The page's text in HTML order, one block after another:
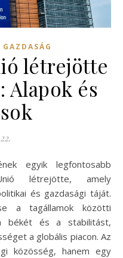
GAZDASÁG
létrejötte
Alapok és
létrejötte, amely
és gazdasági táját.
a tagállamok közötti
békét és a stabilitást,
a globális piacon. Az
közösség, hanem egy